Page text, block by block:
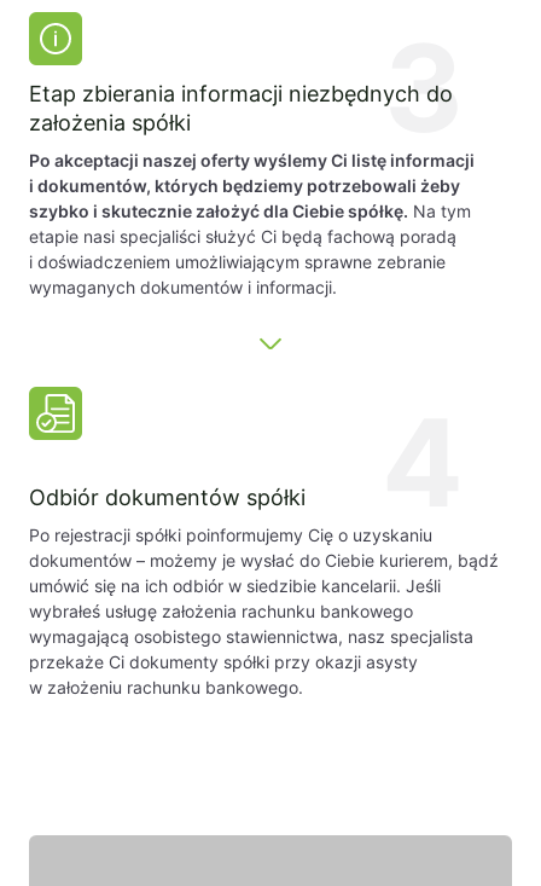
3
Etap zbierania informacji niezbędnych do
założenia spółki
Po akceptacji naszej oferty wyślemy Ci listę informacji
i dokumentów, których będziemy potrzebowali żeby
szybko i skutecznie założyć dla Ciebie spółkę. Na tym
etapie nasi specjaliści służyć Ci będą fachową poradą
i doświadczeniem umożliwiającym sprawne zebranie
wymaganych dokumentów i informacji.
Odbiór dokumentów spółki
Po rejestracji spółki poinformujemy Cię o uzyskaniu
dokumentów – możemy je wysłać do Ciebie kurierem, bądź
umówić się na ich odbiór w siedzibie kancelarii. Jeśli
wybrałeś usługę założenia rachunku bankowego
wymagającą osobistego stawiennictwa, nasz specjalista
przekaże Ci dokumenty spółki przy okazji asysty
w założeniu rachunku bankowego.